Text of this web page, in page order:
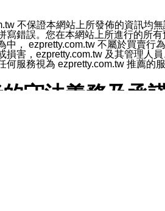
」
型訊息」
息」後，將不會接收到來自任何企
不保證本網站上所發佈的資訊均
寫錯誤。您在本網站上所進行的所
中， ezpretty.com.tw 不屬於買賣
損害，ezpretty.com.tw 及其管理人
何服務視為 ezpretty.com.tw 推薦的
守法義務及承